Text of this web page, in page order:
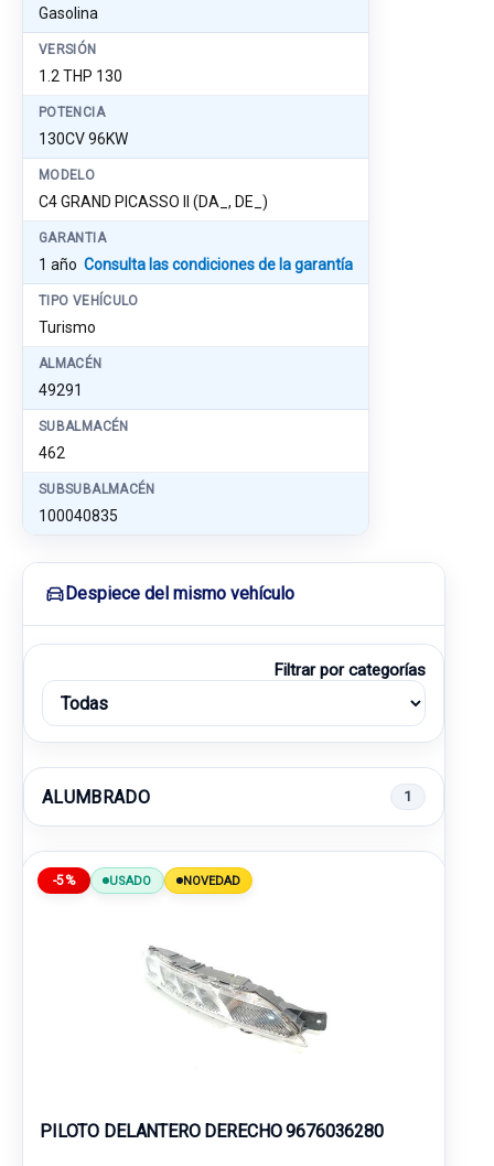
Gasolina
VERSIÓN
1.2 THP 130
POTENCIA
130CV 96KW
MODELO
C4 GRAND PICASSO II (DA_, DE_)
GARANTIA
1 año Consulta las condiciones de la garantía
TIPO VEHÍCULO
Turismo
ALMACÉN
49291
SUBALMACÉN
462
SUBSUBALMACÉN
100040835
Despiece del mismo vehículo
Filtrar por categorías
ALUMBRADO 1
-5% USADO NOVEDAD
PILOTO DELANTERO DERECHO 9676036280